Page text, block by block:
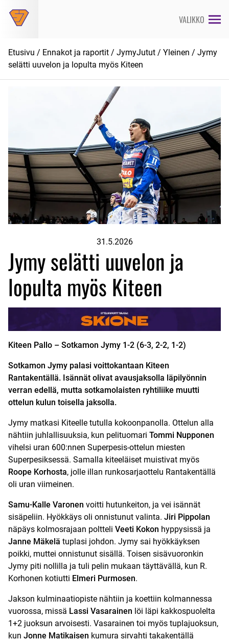
suoraan
VALIKKO
Etusivu / Ennakot ja raportit / JymyJutut / Yleinen / Jymy
selätti uuvelon ja lopulta myös Kiteen
31.5.2026
Jymy selätti uuvelon ja
lopulta myös Kiteen
Kiteen Pallo – Sotkamon Jymy 1-2 (6-3, 2-2, 1-2)
Sotkamon Jymy palasi voittokantaan Kiteen
Rantakentällä. Isännät olivat avausjaksolla läpilyönnin
verran edellä, mutta sotkamolaisten ryhtiliike muutti
ottelun kulun toisella jaksolla.
Jymy matkasi Kiteelle tutulla kokoonpanolla. Ottelun alla
nähtiin juhlallisuuksia, kun pelituomari Tommi Nupponen
vihelsi uran 600:nnen Superpesis-ottelun miesten
Superpesiksessä. Samalla kiteeläiset muistivat myös
Roope Korhosta, jolle illan runkosarjaottelu Rantakentällä
oli uran viimeinen.
Samu-Kalle Varonen voitti hutunkeiton, ja vei isännät
sisäpeliin. Hyökkäys oli onnistunut valinta. Jiri Pippolan
näpäys kolmosrajaan poltteli Veeti Kokon hyppysissä ja
Janne Mäkelä tuplasi johdon. Jymy sai hyökkäyksen
poikki, muttei onnistunut sisällä. Toisen sisävuoronkin
Jymy piti nollilla ja tuli pelin mukaan täyttävällä, kun R.
Korhonen kotiutti Elmeri Purmosen.
Jakson kulminaatiopiste nähtiin ja koettiin kolmannessa
vuorossa, missä Lassi Vasarainen löi läpi kakkospuolelta
1+2 juoksun arvoisesti. Vasarainen toi myös tuplajuoksun,
kun Jonne Matikaisen kumura sirvahti takakentällä